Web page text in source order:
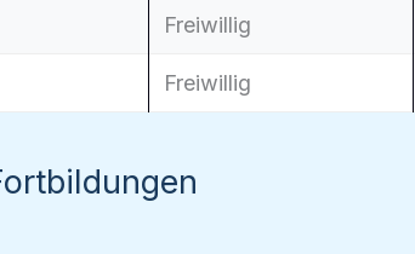
Freiwillig
Freiwillig